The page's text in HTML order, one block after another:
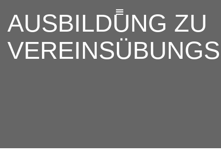
AUSBILDUNG ZU